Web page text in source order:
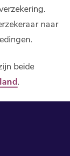
naar
beide
.